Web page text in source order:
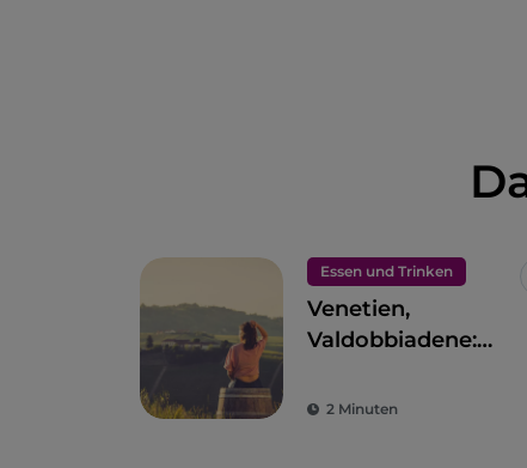
Essen und Trinken
Venetien,
Valdobbiadene:
Reise durch den
2 Minuten